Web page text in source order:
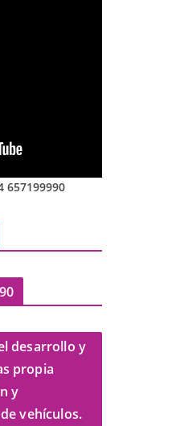
657199990
desarrollo y
propia
y
vehículos.